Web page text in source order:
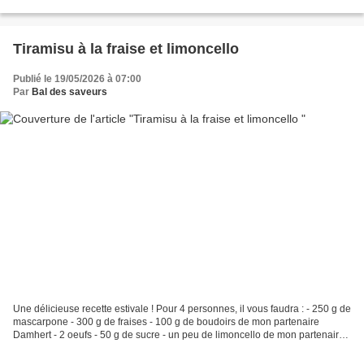
Tiramisu à la fraise et limoncello
Publié le 19/05/2026 à 07:00
Par Bal des saveurs
Une délicieuse recette estivale ! Pour 4 personnes, il vous faudra : - 250 g de
mascarpone - 300 g de fraises - 100 g de boudoirs de mon partenaire
Damhert - 2 oeufs - 50 g de sucre - un peu de limoncello de mon partenaire